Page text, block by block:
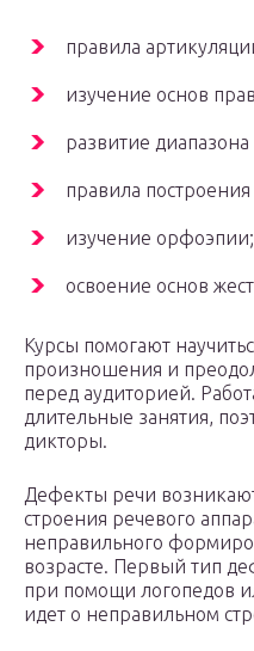
правила
изучение основ
развитие
правила
изучение орфоэпии;
освоение основ
Курсы помогают
произношения и
перед аудиторией.
длительные занятия,
дикторы.
Дефекты речи
строения речевого
неправильного
возрасте. Первый тип
при помощи логопедов
идет о неправильном